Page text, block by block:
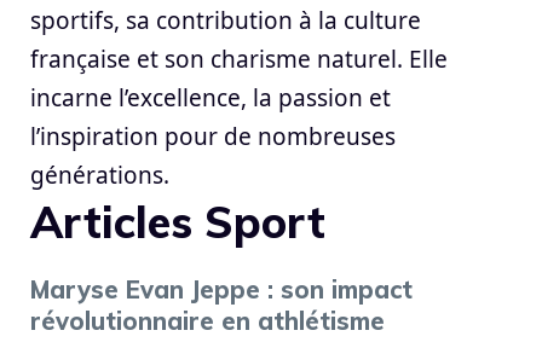
sportifs, sa contribution à la culture
française et son charisme naturel. Elle
incarne l’excellence, la passion et
l’inspiration pour de nombreuses
générations.
Articles Sport
Maryse Evan Jeppe : son impact
révolutionnaire en athlétisme